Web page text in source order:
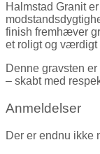
Halmstad Granit
finish fremhæver
et roligt og værdigt
Denne gravsten
– skabt med
Anmeldelser
Der er endnu ikke